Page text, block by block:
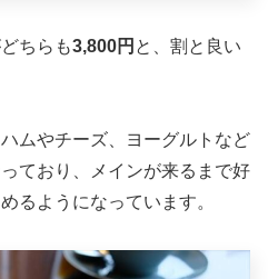
ちらも3,800円 と、割と良い
ムやチーズ、ヨーグルトなど
ており、メインが来るまで好
るようになっています。